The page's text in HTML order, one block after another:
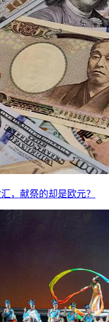
，献祭的却是欧元？